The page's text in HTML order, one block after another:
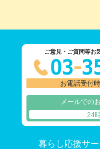
ご意見・ご質問等お
お電話受付
メールでの
24
暮らし応援サ